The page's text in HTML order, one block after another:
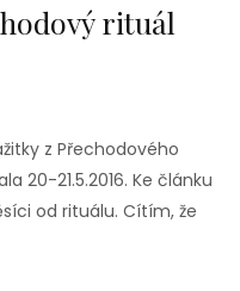
rituál
z Přechodového
20-21.5.2016. Ke článku
od rituálu. Cítím, že